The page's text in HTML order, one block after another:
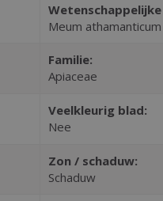
Wetenschappelijke
Meum athamanticum
Familie:
Apiaceae
Veelkleurig blad:
Nee
Zon / schaduw:
Schaduw